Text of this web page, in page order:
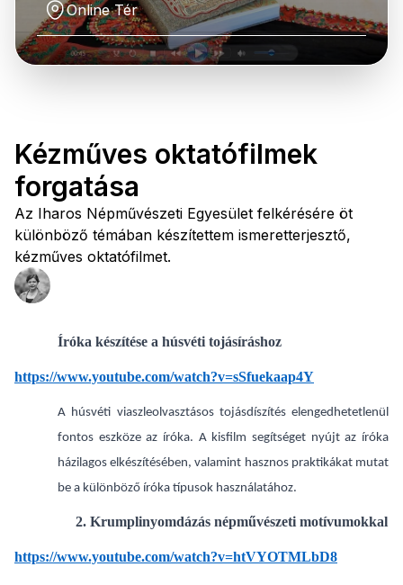
Online Tér
Kézműves oktatófilmek
forgatása
Az Iharos Népművészeti Egyesület felkérésére öt
különböző témában készítettem ismeretterjesztő,
kézműves oktatófilmet.
Íróka készítése a húsvéti tojásíráshoz
https://www.youtube.com/watch?v=sSfuekaap4Y
A húsvéti viaszleolvasztásos tojásdíszítés elengedhetetlenül
fontos eszköze az íróka. A kisfilm segítséget nyújt az íróka
házilagos elkészítésében, valamint hasznos praktikákat mutat
be a különböző íróka típusok használatához.
2. Krumplinyomdázás népművészeti motívumokkal
https://www.youtube.com/watch?v=htVYOTMLbD8